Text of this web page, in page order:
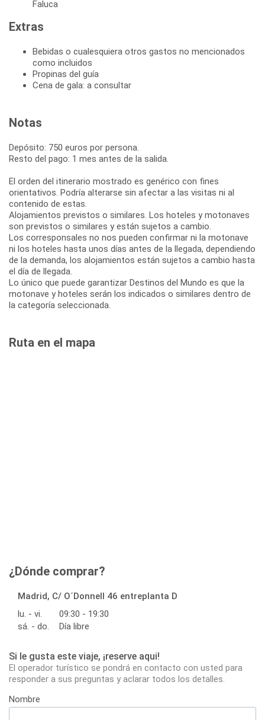
Faluca
Extras
Bebidas o cualesquiera otros gastos no mencionados
como incluidos
Propinas del guía
Cena de gala: a consultar
Notas
Depósito: 750 euros por persona.
Resto del pago: 1 mes antes de la salida.
El orden del itinerario mostrado es genérico con fines
orientativos. Podría alterarse sin afectar a las visitas ni al
contenido de estas.
Alojamientos previstos o similares. Los hoteles y motonaves
son previstos o similares y están sujetos a cambio.
Los corresponsales no nos pueden confirmar ni la motonave
ni los hoteles hasta unos días antes de la llegada, dependiendo
de la demanda, los alojamientos están sujetos a cambio hasta
el día de llegada.
Lo único que puede garantizar Destinos del Mundo es que la
motonave y hoteles serán los indicados o similares dentro de
la categoría seleccionada.
Ruta en el mapa
¿Dónde comprar?
Madrid, C/ O´Donnell 46 entreplanta D
lu. - vi.
09:30 - 19:30
sá. - do.
Día libre
Si le gusta este viaje, ¡reserve aqui!
El operador turístico se pondrá en contacto con usted para
responder a sus preguntas y aclarar todos los detalles.
Nombre